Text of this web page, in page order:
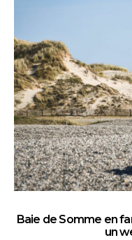
Baie de Somme en
un